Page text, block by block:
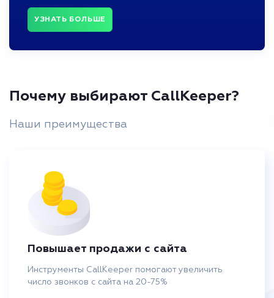
УЗНАТЬ БОЛЬШЕ
Почему выбирают CallKeeper?
Наши преимущества
Повышает продажи с сайта
Инструменты CallKeeper помогают увеличить
число звонков с сайта на 20-75%